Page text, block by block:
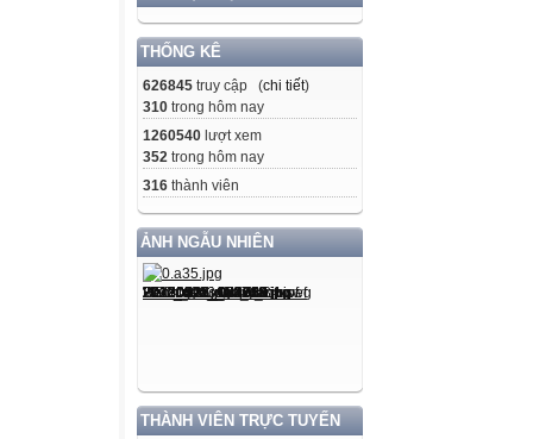
THỐNG KÊ
626845 truy cập (chi tiết)
310 trong hôm nay
1260540 lượt xem
352 trong hôm nay
316 thành viên
ẢNH NGẪU NHIÊN
THÀNH VIÊN TRỰC TUYẾN